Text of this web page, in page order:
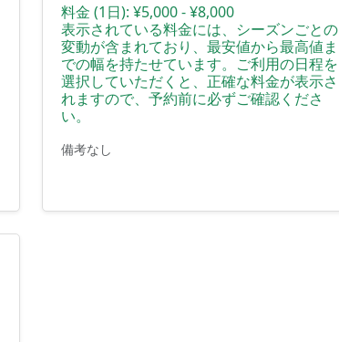
料金 (1日): ¥5,000 - ¥8,000
表示されている料金には、シーズンごとの
変動が含まれており、最安値から最高値ま
での幅を持たせています。ご利用の日程を
選択していただくと、正確な料金が表示さ
れますので、予約前に必ずご確認くださ
い。
備考なし